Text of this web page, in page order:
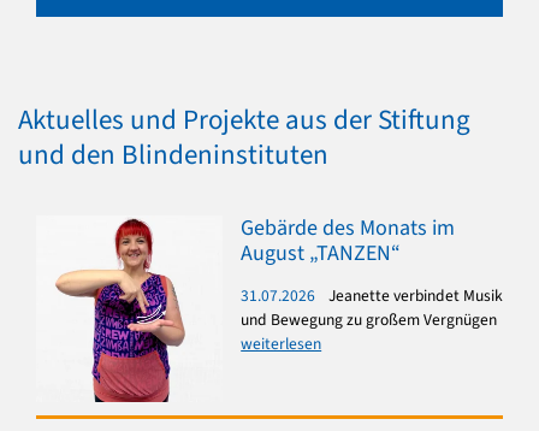
Aktuelles und Projekte aus der Stiftung
und den Blindeninstituten
Gebärde des Monats im
August „TANZEN“
31.07.2026 Jeanette verbindet Musik
und Bewegung zu großem Vergnügen
weiterlesen